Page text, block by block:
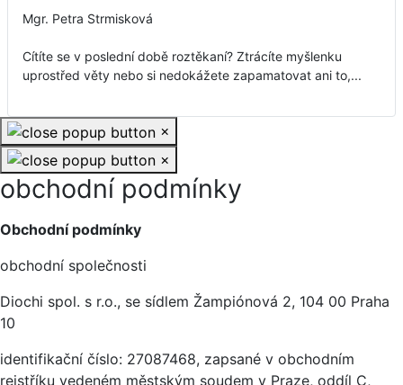
Mgr. Petra Strmisková
Cítíte se v poslední době roztěkaní? Ztrácíte myšlenku
uprostřed věty nebo si nedokážete zapamatovat ani to,...
×
×
obchodní podmínky
Základní údaje
Obchodní podmínky
obchodní společnosti
Diochi spol. s r.o., se sídlem Žampiónová 2, 104 00 Praha
10
identifikační číslo: 27087468, zapsané v obchodním
rejstříku vedeném městským soudem v Praze, oddíl C,